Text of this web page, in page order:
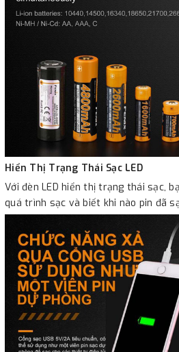
Hiển Thị Trạng Thái Sạc LED
Với đèn LED hiển thị trạng thái sạc,
quá trình sạc và biết khi nào pin đã